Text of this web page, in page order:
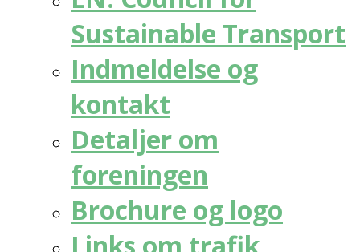
Sustainable Transport
Indmeldelse og
kontakt
Detaljer om
foreningen
Brochure og logo
Links om trafik